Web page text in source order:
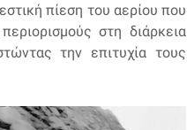
πίεση του αερίου που
στη διάρκεια
την επιτυχία τους